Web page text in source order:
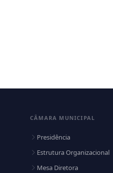
CÂMARA MUNICIPAL
Presidência
Estrutura Organizacional
Mesa Diretora